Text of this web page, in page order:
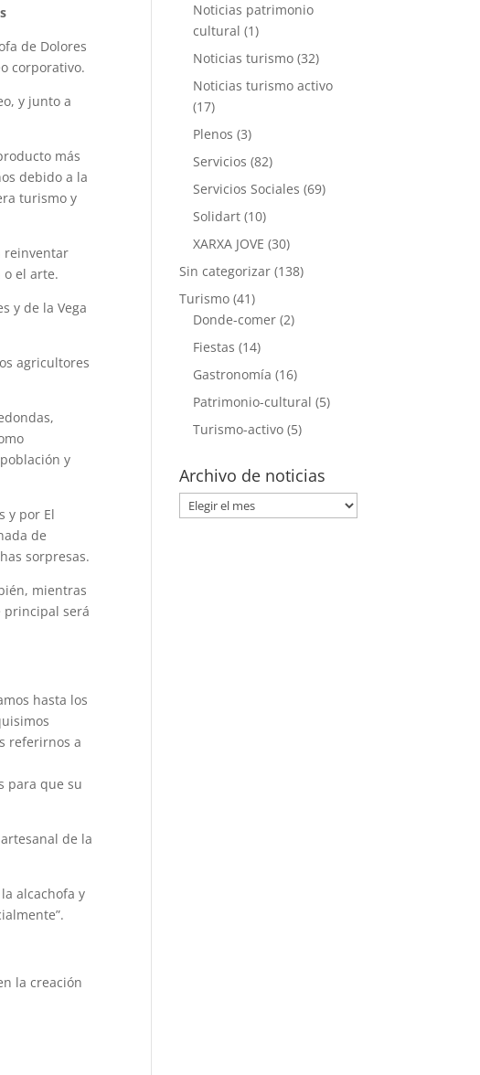
de Dolores
corporativo.
y junto a
más
debido a la
turismo y
reinventar
el arte.
y de la Vega
agricultores
y
y por El
de
sorpresas.
mientras
principal será
hasta los
referirnos a
para que su
de la
alcachofa y
la creación
Noticias patrimonio
cultural (1)
Noticias turismo (32)
Noticias turismo activo
(17)
Plenos (3)
Servicios (82)
Servicios Sociales (69)
Solidart (10)
XARXA JOVE (30)
Sin categorizar (138)
Turismo (41)
Donde-comer (2)
Fiestas (14)
Gastronomía (16)
Patrimonio-cultural (5)
Turismo-activo (5)
Archivo de noticias
Archivo
de